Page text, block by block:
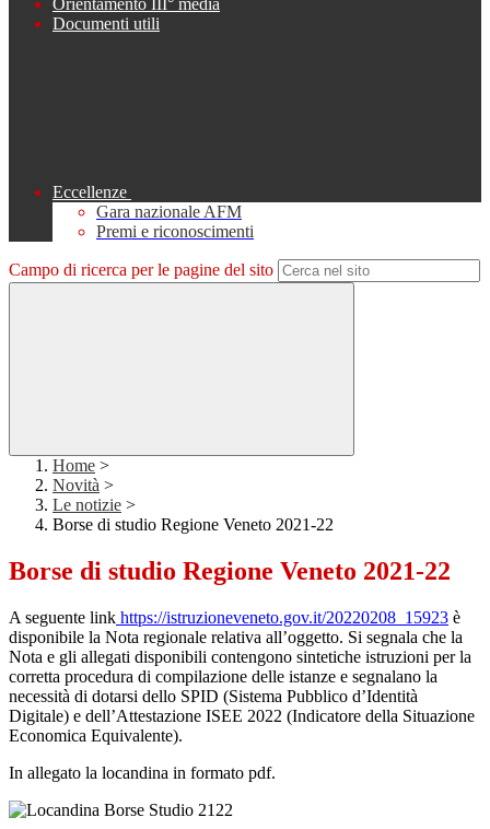
Orientamento III° media
Documenti utili
Eccellenze
Gara nazionale AFM
Premi e riconoscimenti
Campo di ricerca per le pagine del sito
Home >
Novità >
Le notizie >
Borse di studio Regione Veneto 2021-22
Borse di studio Regione Veneto 2021-22
A seguente link https://istruzioneveneto.gov.it/20220208_15923 è
disponibile la Nota regionale relativa all’oggetto. Si segnala che la
Nota e gli allegati disponibili contengono sintetiche istruzioni per la
corretta procedura di compilazione delle istanze e segnalano la
necessità di dotarsi dello SPID (Sistema Pubblico d’Identità
Digitale) e dell’Attestazione ISEE 2022 (Indicatore della Situazione
Economica Equivalente).
In allegato la locandina in formato pdf.